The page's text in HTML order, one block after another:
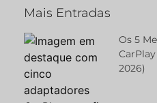
Mais Entradas
Os 5
2026)